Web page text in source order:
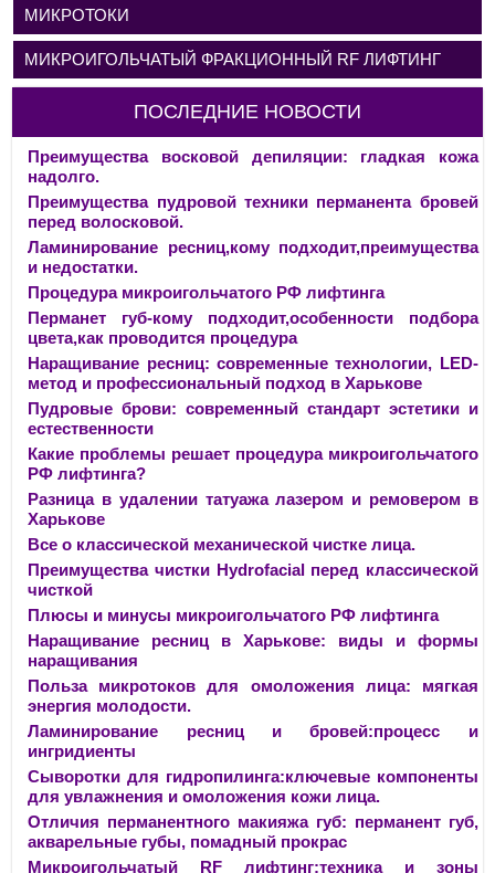
МИКРОТОКИ
МИКРОИГОЛЬЧАТЫЙ ФРАКЦИОННЫЙ RF ЛИФТИНГ
ПОСЛЕДНИЕ НОВОСТИ
Преимущества восковой депиляции: гладкая кожа
надолго.
Преимущества пудровой техники перманента бровей
перед волосковой.
Ламинирование ресниц,кому подходит,преимущества
и недостатки.
Процедура микроигольчатого РФ лифтинга
Перманет губ-кому подходит,особенности подбора
цвета,как проводится процедура
Наращивание ресниц: современные технологии, LED-
метод и профессиональный подход в Харькове
Пудровые брови: современный стандарт эстетики и
естественности
Какие проблемы решает процедура микроигольчатого
РФ лифтинга?
Разница в удалении татуажа лазером и ремовером в
Харькове
Все о классической механической чистке лица.
Преимущества чистки Hydrofacial перед классической
чисткой
Плюсы и минусы микроигольчатого РФ лифтинга
Наращивание ресниц в Харькове: виды и формы
наращивания
Польза микротоков для омоложения лица: мягкая
энергия молодости.
Ламинирование ресниц и бровей:процесс и
ингридиенты
Сыворотки для гидропилинга:ключевые компоненты
для увлажнения и омоложения кожи лица.
Отличия перманентного макияжа губ: перманент губ,
акварельные губы, помадный прокрас
Микроигольчатый RF лифтинг:техника и зоны